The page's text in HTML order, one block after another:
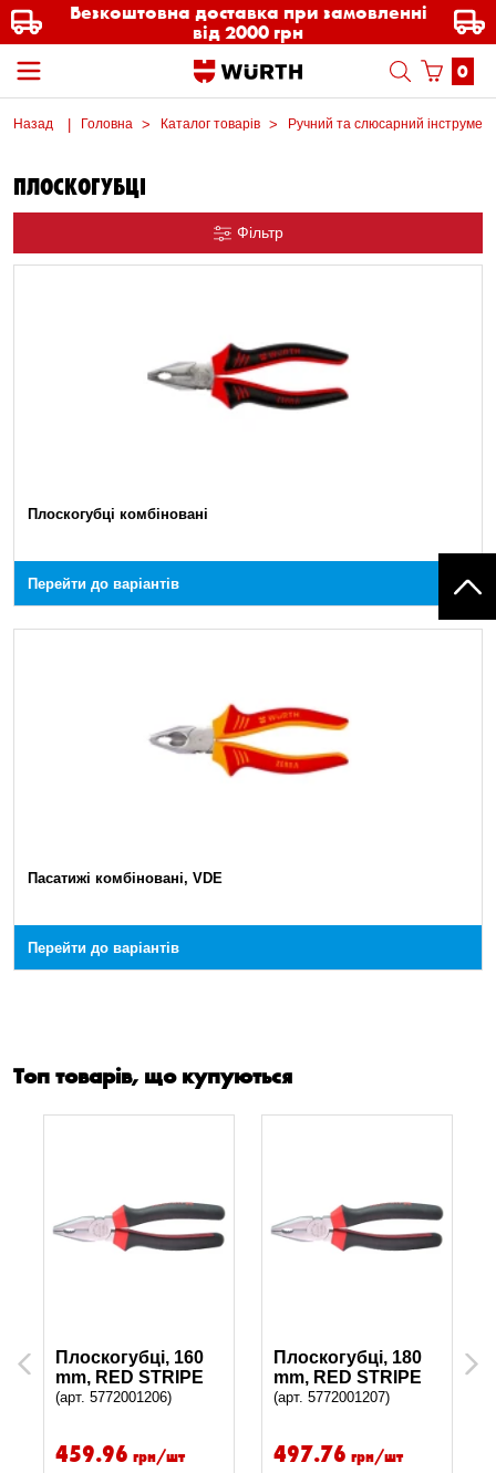
Безкоштовна доставка при замовленні
від 2000 грн
0
Назад Головна Каталог товарів Ручний та слюсарний інструмент
ПЛОСКОГУБЦІ
Фільтр
Плоскогубці комбіновані
Перейти до варіантів
Пасатижі комбіновані, VDE
Перейти до варіантів
Топ товарів, що купуються
PreviousПлоскогубці, 160
mm, RED STRIPE
(арт. 5772001206)
459.96 грн/шт
Плоскогубці, 180
mm, RED STRIPE
(арт. 5772001207)
497.76 грн/шт
Next